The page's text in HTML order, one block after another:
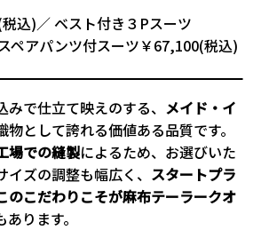
込)／ ベスト付き３Pスーツ
ペアパンツ付スーツ￥67,100(税込)
みで仕立て映えのする、 メイド・イ
物として誇れる価値ある品質です。
場での縫製によるため、お選びいた
ズの調整も幅広く、 スタートプラ
のこだわりこそが麻布テーラークオ
あります。